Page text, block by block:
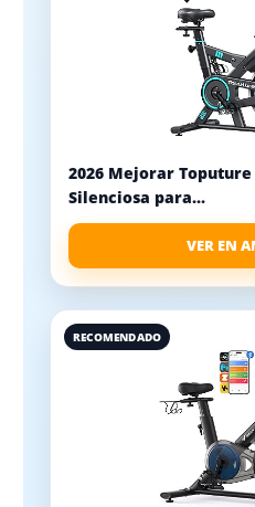
2026 Mejorar
Silenciosa para...
VER EN
RECOMENDADO